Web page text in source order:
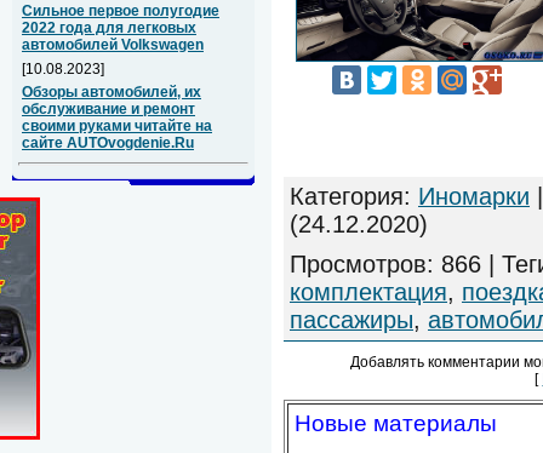
Сильное первое полугодие
2022 года для легковых
автомобилей Volkswagen
[10.08.2023]
Обзоры автомобилей, их
обслуживание и ремонт
своими руками читайте на
сайте AUTOvogdenie.Ru
Категория: Иномарки
(24.12.2020)
Просмотров: 866 |
комплектация,
пассажиры,
Добавлять комментарии
[
Новые материалы